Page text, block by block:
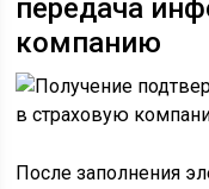
передача
компанию
После заполнения